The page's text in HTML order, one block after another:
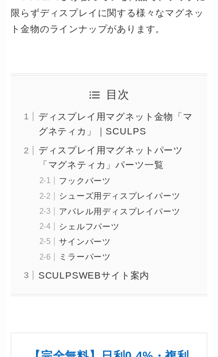
限らずディスプレイに関する様々なマグネッ
ト金物のラインナップがあります。
目次
ディスプレイ用マグネット金物「マ
グネティカ」｜SCULPS
ディスプレイ用マグネットパーツ
「マグネティカ」パーツ一覧
フックパーツ
シューズ用ディスプレイパーツ
アパレル用ディスプレイパーツ
シェルフパーツ
サインパーツ
ミラーパーツ
SCULPSWEBサイト案内